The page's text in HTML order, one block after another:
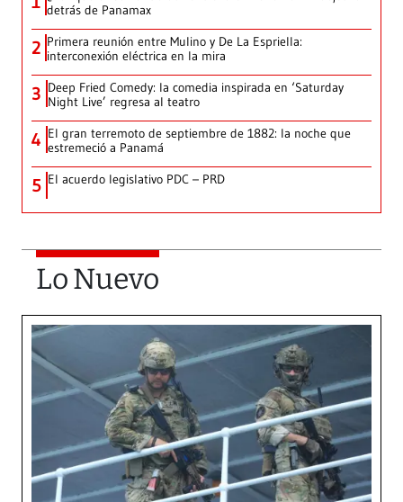
detrás de Panamax
2 Primera reunión entre Mulino y De La Espriella:
interconexión eléctrica en la mira
3 Deep Fried Comedy: la comedia inspirada en ‘Saturday
Night Live’ regresa al teatro
4 El gran terremoto de septiembre de 1882: la noche que
estremeció a Panamá
5 El acuerdo legislativo PDC – PRD
Lo Nuevo